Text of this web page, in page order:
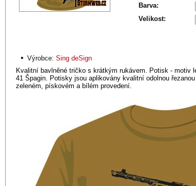
Barva:
Velikost:
Výrobce: Sing deSign
Kvalitní bavlněné tričko s krátkým rukávem. Potisk - motiv
41 Špagin. Potisky jsou aplikovány kvalitní odolnou
zeleném, pískovém a bílém provedení.